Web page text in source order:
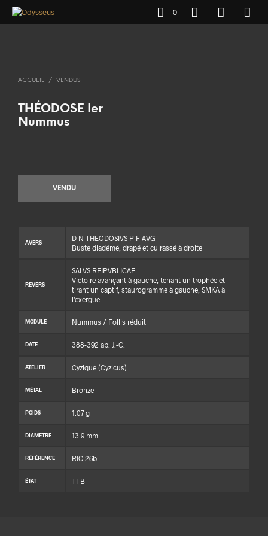
0
ACCUEIL / VENDUS
THÉODOSE Ier
Nummus
VENDU
AVERS
D N THEODOSIVS P F AVG
Buste diadémé, drapé et cuirassé à droite
REVERS
SALVS REIPVBLICAE
Victoire avançant à gauche, tenant un trophée et
tirant un captif, staurogramme à gauche, SMKA à
l’exergue
MODULE Nummus / Follis réduit
DATE 388-392 ap. J.-C.
ATELIER Cyzique (Cyzicus)
MÉTAL Bronze
POIDS 1.07 g
DIAMÈTRE 13.9 mm
RÉFÉRENCE RIC 26b
ÉTAT TTB